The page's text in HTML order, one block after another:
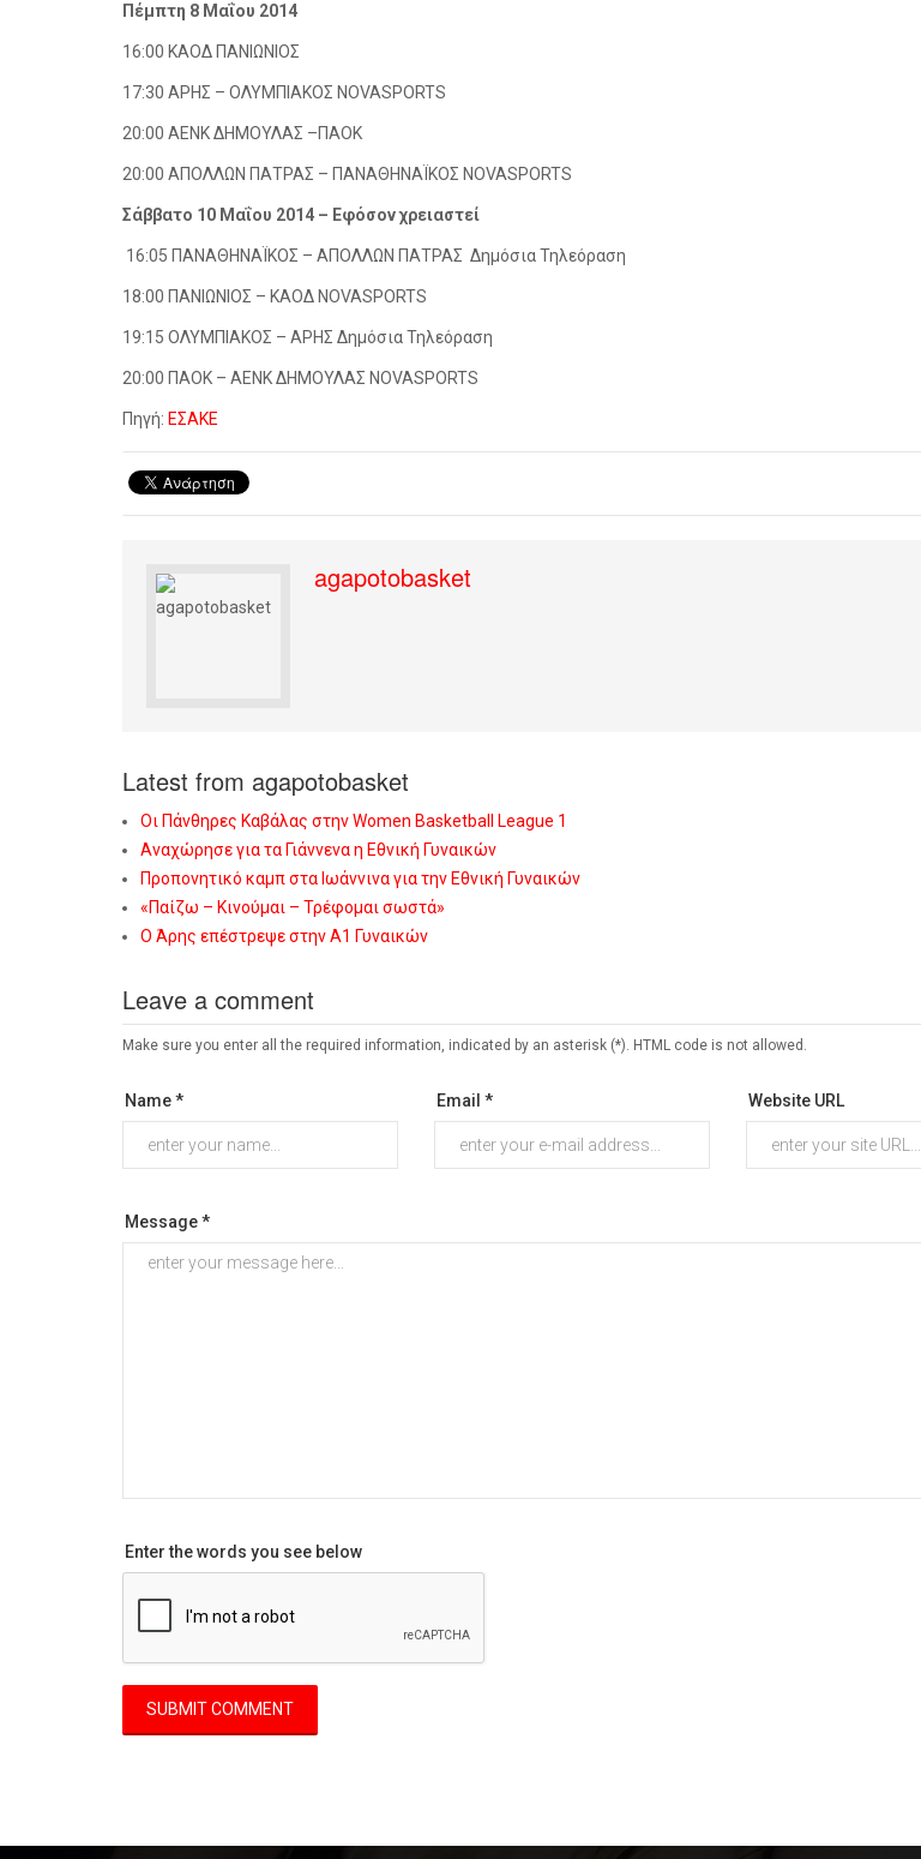
Πέμπτη 8 Μαΐου 2014
16:00 ΚΑΟΔ ΠΑΝΙΩΝΙΟΣ
17:30 ΑΡΗΣ – ΟΛΥΜΠΙΑΚΟΣ NOVASPORTS
20:00 ΑΕΝΚ ΔΗΜΟΥΛΑΣ –ΠΑΟΚ
20:00 ΑΠΟΛΛΩΝ ΠΑΤΡΑΣ – ΠΑΝΑΘΗΝΑΪΚΟΣ NOVASPORTS
Σάββατο 10 Μαΐου 2014 – Εφόσον χρειαστεί
16:05 ΠΑΝΑΘΗΝΑΪΚΟΣ – ΑΠΟΛΛΩΝ ΠΑΤΡΑΣ Δημόσια Τηλεόραση
18:00 ΠΑΝΙΩΝΙΟΣ – ΚΑΟΔ NOVASPORTS
19:15 ΟΛΥΜΠΙΑΚΟΣ – ΑΡΗΣ Δημόσια Τηλεόραση
20:00 ΠΑΟΚ – ΑΕΝΚ ΔΗΜΟΥΛΑΣ NOVASPORTS
Πηγή: ΕΣΑΚΕ
agapotobasket
Latest from agapotobasket
Οι Πάνθηρες Καβάλας στην Women Basketball League 1
Αναχώρησε για τα Γιάννενα η Εθνική Γυναικών
Προπονητικό καμπ στα Ιωάννινα για την Εθνική Γυναικών
«Παίζω – Κινούμαι – Τρέφομαι σωστά»
Ο Άρης επέστρεψε στην Α1 Γυναικών
Leave a comment
Make sure you enter all the required information, indicated by an asterisk (*). HTML code is not allowed.
Name * Email * Website URL
Message *
Enter the words you see below